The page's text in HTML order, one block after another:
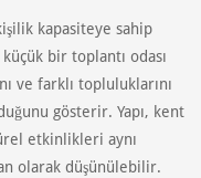
kapasiteye sahip
bir toplantı odası
ve farklı topluluklarını
gösterir. Yapı, kent
etkinlikleri aynı
olarak düşünülebilir.